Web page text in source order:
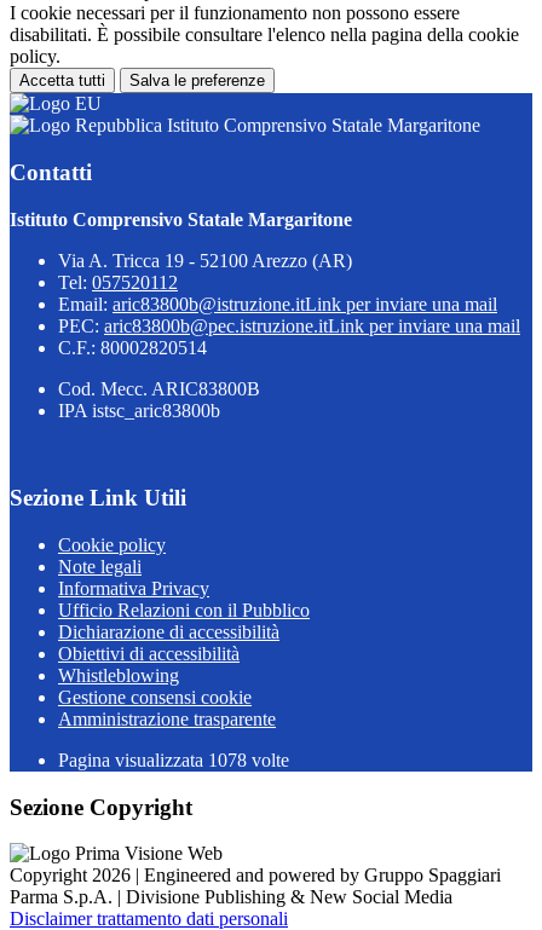
I cookie necessari per il funzionamento non possono essere
disabilitati. È possibile consultare l'elenco nella pagina della cookie
policy.
Accetta tutti Salva le preferenze
Istituto Comprensivo Statale Margaritone
Contatti
Istituto Comprensivo Statale Margaritone
Via A. Tricca 19 - 52100 Arezzo (AR)
Tel: 057520112
Email: aric83800b@istruzione.itLink per inviare una mail
PEC: aric83800b@pec.istruzione.itLink per inviare una mail
C.F.: 80002820514
Cod. Mecc. ARIC83800B
IPA istsc_aric83800b
Sezione Link Utili
Cookie policy
Note legali
Informativa Privacy
Ufficio Relazioni con il Pubblico
Dichiarazione di accessibilità
Obiettivi di accessibilità
Whistleblowing
Gestione consensi cookie
Amministrazione trasparente
Pagina visualizzata 1078 volte
Sezione Copyright
Copyright 2026 | Engineered and powered by Gruppo Spaggiari
Parma S.p.A. | Divisione Publishing & New Social Media
Disclaimer trattamento dati personali